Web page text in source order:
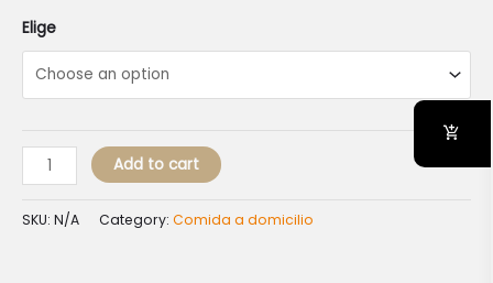
Elige
Add to cart
SKU: N/A Category: Comida a domicilio